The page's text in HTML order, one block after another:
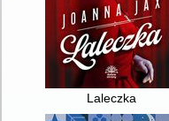
Laleczka